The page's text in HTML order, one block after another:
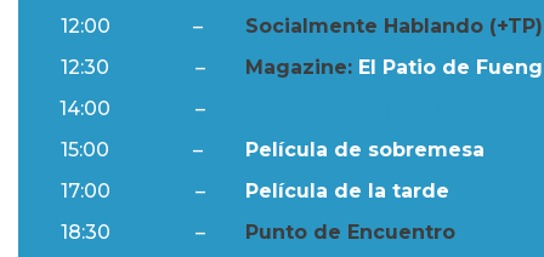
12:00 –
Socialmente Hablando (+TP)
12:30
– Magazine: El Patio de
14:00
–
15:00
–
Película de sobremesa
17:00
–
Película de la tarde
18:30
–
Punto de Encuentro